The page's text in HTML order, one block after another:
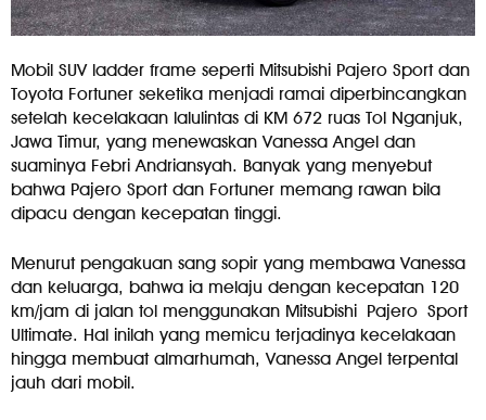
Mobil SUV ladder frame seperti Mitsubishi Pajero Sport dan
Toyota Fortuner seketika menjadi ramai diperbincangkan
setelah kecelakaan lalulintas di KM 672 ruas Tol Nganjuk,
Jawa Timur, yang menewaskan Vanessa Angel dan
suaminya Febri Andriansyah. Banyak yang menyebut
bahwa Pajero Sport dan Fortuner memang rawan bila
dipacu dengan kecepatan tinggi.
Menurut pengakuan sang sopir yang membawa Vanessa
dan keluarga, bahwa ia melaju dengan kecepatan 120
km/jam di jalan tol menggunakan Mitsubishi Pajero Sport
Ultimate. Hal inilah yang memicu terjadinya kecelakaan
hingga membuat almarhumah, Vanessa Angel terpental
jauh dari mobil.